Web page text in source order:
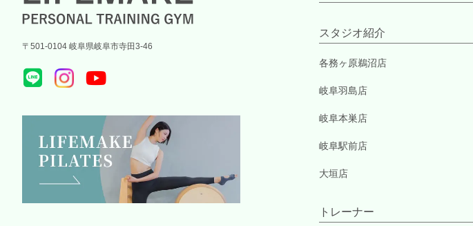
〒501-0104 岐阜県岐阜市寺田3-46
スタジオ紹介
各務ヶ原鵜沼店
岐阜羽島店
岐阜本巣店
岐阜駅前店
大垣店
トレーナー